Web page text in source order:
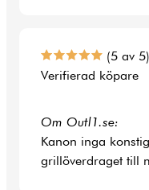
(5 av
Verifierad köpare
Om Outl1.se:
Kanon inga
grillöverdraget till